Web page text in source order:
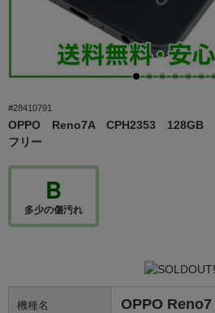
#28410791
OPPO Reno7A CPH2353 128GB
フリー
B
多少の傷汚れ
機種名 OPPO Reno7